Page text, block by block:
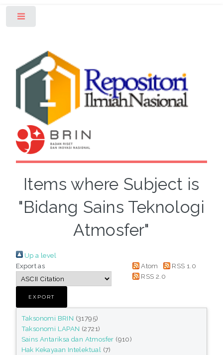
Items where Subject is
"Bidang Sains Teknologi
Atmosfer"
Up a level
Export as
Atom
RSS 1.0
RSS 2.0
Taksonomi BRIN (31795)
Taksonomi LAPAN (2721)
Sains Antariksa dan Atmosfer (910)
Hak Kekayaan Intelektual (7)